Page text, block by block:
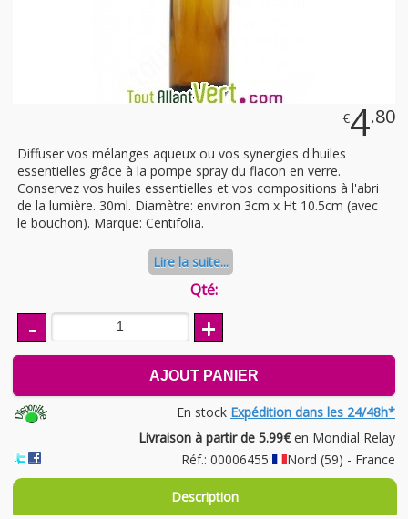
€4.80
Diffuser vos mélanges aqueux ou vos synergies d'huiles
essentielles grâce à la pompe spray du flacon en verre.
Conservez vos huiles essentielles et vos compositions à l'abri
de la lumière. 30ml. Diamètre: environ 3cm x Ht 10.5cm (avec
le bouchon). Marque: Centifolia.
Lire la suite...
Qté:
- +
AJOUT PANIER
En stock Expédition dans les 24/48h*
Livraison à partir de 5.99€en Mondial Relay
Réf.: 00006455
Nord (59) - France
Description